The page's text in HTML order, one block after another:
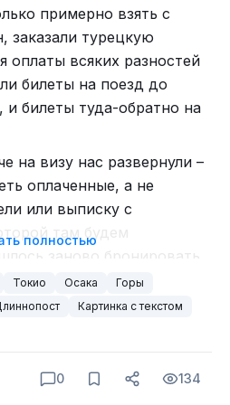
повторяй! Не повторяй!
Мэйд ин Казахстан.
что-нибудь с Пикабу:
на Биг Бэнд с Микки
Студио, где в
туалеты, один такой
у миньонов.
примерно взять с
заказали турецкую
оплаты всяких разностей
билеты на поезд до
билеты туда-обратно на
на визу нас развернули –
оплаченные, а не
или выписку с
там будем
бронь в первых
запрос по оплате через
по прибытию, они не
Кстати, если раньше
полностью
Токио Осака
Горы
Картинка с текстом
0 134